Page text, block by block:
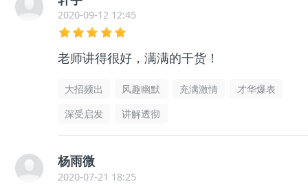
2020-09-12 12:45
老师讲得很好，满满的干货！
大招频出 风趣幽默 充满激情
才华爆表
深受启发
讲解透彻
杨雨微
2020-07-21 18:25